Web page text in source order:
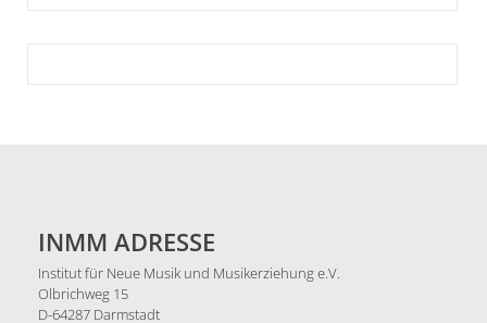
INMM ADRESSE
Institut für Neue Musik und Musikerziehung e.V.
Olbrichweg 15
D-64287 Darmstadt